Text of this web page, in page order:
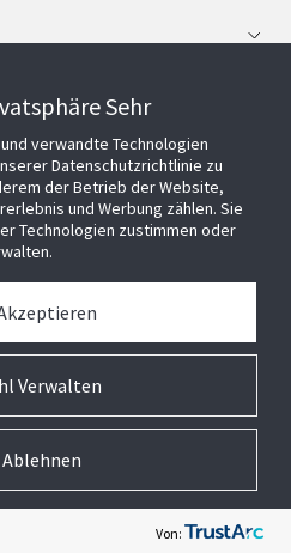
Sehr
verwandte Technologien
Datenschutzrichtlinie zu
der Betrieb der Website,
und Werbung zählen. Sie
Technologien zustimmen oder
Verwalten
Von:
Impressum